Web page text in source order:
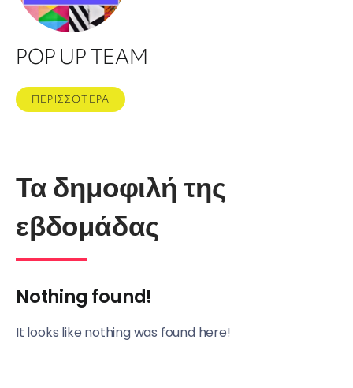
POP UP TEAM
ΠΕΡΙΣΣΟΤΕΡΑ
Τα δημοφιλή της
εβδομάδας
Nothing found!
It looks like nothing was found here!